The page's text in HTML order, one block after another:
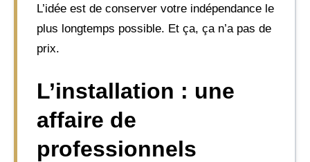
L’idée est de conserver votre indépendance le
plus longtemps possible. Et ça, ça n’a pas de
prix.
L’installation : une
affaire de
professionnels